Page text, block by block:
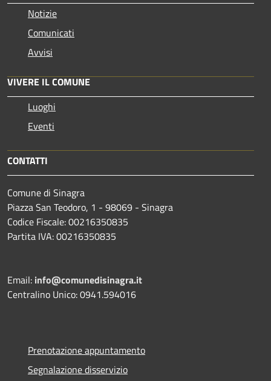
Notizie
Comunicati
Avvisi
VIVERE IL COMUNE
Luoghi
Eventi
CONTATTI
Comune di Sinagra
Piazza San Teodoro, 1 - 98069 - Sinagra
Codice Fiscale: 00216350835
Partita IVA: 00216350835
Email: info@comunedisinagra.it
Centralino Unico: 0941.594016
Prenotazione appuntamento
Segnalazione disservizio